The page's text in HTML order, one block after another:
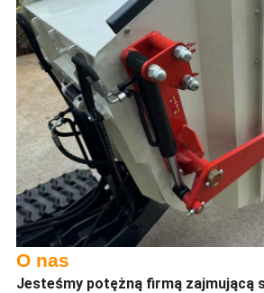
O nas
Jesteśmy potężną firmą zajmującą